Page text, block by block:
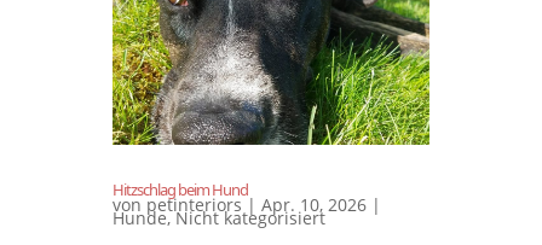
Hitzschlag beim Hund
von petinteriors | Apr. 10, 2026|
Hunde,Nicht kategorisiert